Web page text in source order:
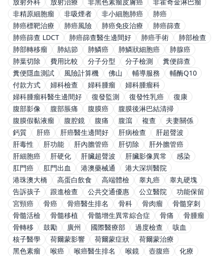
非精原細胞瘤
非吸煙者 非小細胞肺癌
肺癌
肺癌標靶治療
肺癌風險 肺癌免疫治療
肺癌篩查
肺癌篩查 LDCT
肺癌篩查醫生邊間好 肺癌手術
肺部檢查
肺部轉移瘤
肺結節 肺鱗癌 肺鱗狀細胞癌
肺腺癌
肺葉切除
費用比較 分子分型 分子檢測
糞便篩查
糞便隱血測試
風險計算機 佛山 輔導服務
輔酶Q10
付款方式
婦科檢查 婦科腫瘤
婦科腫瘤科
婦科腫瘤科醫生邊間好
復發監測 復發性乳癌
復康
腹部影像
腹部脹痛 腹膜癌
腹膜後淋巴結清掃
腹膜假黏液瘤
腹腔鏡 腹痛 腹瀉 複查
夫妻關係
鈣質
肝癌 肝癌醫生邊間好 肝病檢查
肝超聲波
肝毒性
肝功能 肝內膽管癌 肝切除
肝外膽管癌
肝細胞癌
肝硬化 肝臟超聲波 肝臟影像異常
感染
肛門癌
肛門出血 港澳藥械通
港大深圳醫院
港珠澳大橋
高蛋白飲食 高端體檢 睾丸癌
睾丸硬塊
告訴孩子
跟進檢查 公共交通優惠 公立醫院
功能保留
宮頸癌
骨癌 骨癌醫生排名 骨科 骨肉瘤
骨髓穿刺
骨髓活檢
骨髓移植 骨髓增生異常綜合症 骨痛
骨腫瘤
骨轉移
鼓勵 廣州 國際醫療部 過度檢查
咳血
核子醫學
荷爾蒙影響 荷爾蒙症狀
荷爾蒙治療
黑色素瘤
喉癌 喉癌醫生排名 喉鏡 壺腹癌
化療